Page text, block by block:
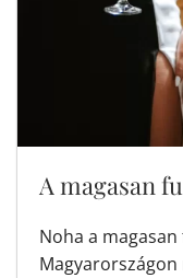
A magasan
Noha a